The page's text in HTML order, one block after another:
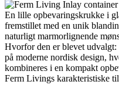
En lille opbevaringskrukke i
fremstillet med en unik
naturligt marmorlignende
Hvorfor den er blevet udvalgt:
på moderne nordisk design,
kombineres i en kompakt
Ferm Livings karakteristiske